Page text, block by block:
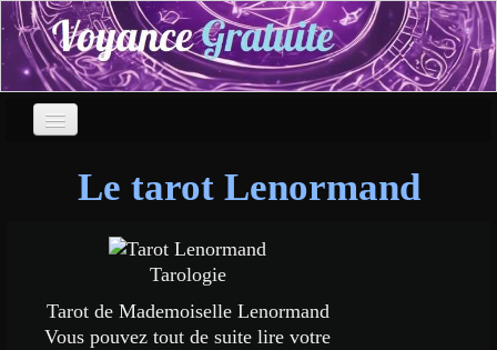
Oracle de belline
Runes gratuites
Le tarot Lenormand
Tarologie
Tarot de Mademoiselle Lenormand
Vous pouvez tout de suite lire votre